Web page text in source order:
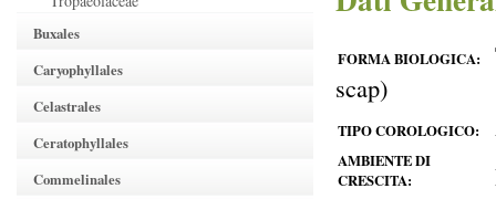
Buxales
Caryophyllales
Celastrales
Ceratophyllales
Commelinales
FORMA BIOLOGICA:
scap)
TIPO COROLOGICO:
AMBIENTE DI
CRESCITA: